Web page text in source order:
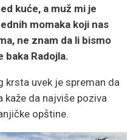
kuće, a muž mi je
momaka koji nas
ne znam da li bismo
baka Radojla.
krsta uvek je spreman da
kaže da najviše poziva
opštine.